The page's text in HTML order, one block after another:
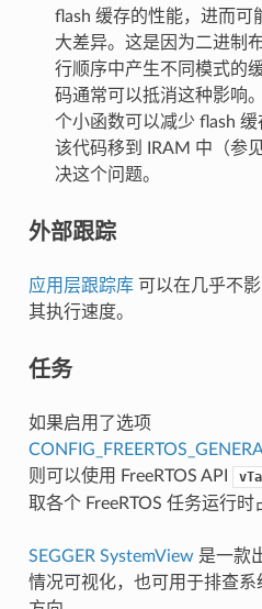
flash 缓存的性能，进而可
大差异。这是因为二进制
行顺序中产生不同模式的
码通常可以抵消这种影响
个小函数可以减少 flash
该代码移到 IRAM 中（参
决这个问题。
外部跟踪
应用层跟踪库可以在几乎不
其执行速度。
任务
如果启用了选项
则可以使用 FreeRTOS API
取各个 FreeRTOS 任务运行时
SEGGER SystemView 是一款
情况可视化，也可用于排查